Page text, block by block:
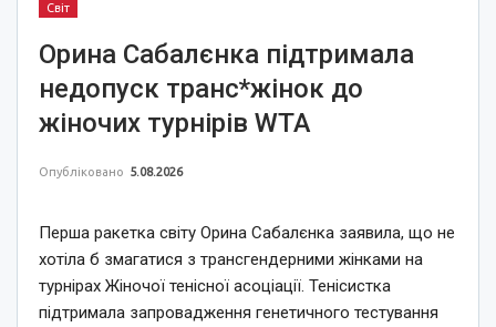
Світ
Орина Сабалєнка підтримала
недопуск транс*жінок до
жіночих турнірів WTA
Опубліковано 5.08.2026
Перша ракетка світу Орина Сабалєнка заявила, що не
хотіла б змагатися з трансгендерними жінками на
турнірах Жіночої тенісної асоціації. Тенісистка
підтримала запровадження генетичного тестування